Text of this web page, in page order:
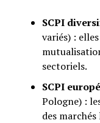
SCPI
variés) :
sectoriels.
SCPI
Pologne) :
des